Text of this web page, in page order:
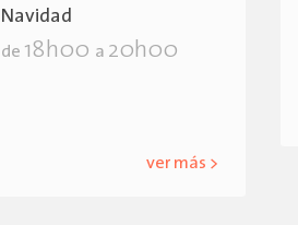
Navidad
de 18h00 a 20h00
ver más >